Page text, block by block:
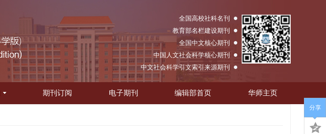
全国高校社科名刊
教育部名栏建设期刊
全国中文核心期刊
中国人文社会科学核心期刊
中文社会科学引文索引来源期刊
期刊订阅 电子期刊 编辑部首页 华师主页
分享